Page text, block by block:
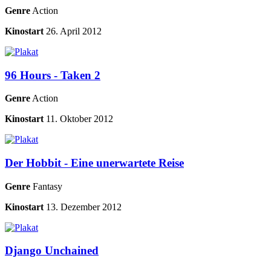
Genre Action
Kinostart 26. April 2012
96 Hours - Taken 2
Genre Action
Kinostart 11. Oktober 2012
Der Hobbit - Eine unerwartete Reise
Genre Fantasy
Kinostart 13. Dezember 2012
Django Unchained